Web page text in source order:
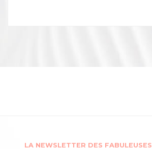
LA NEWSLETTER DES FABULEUSES